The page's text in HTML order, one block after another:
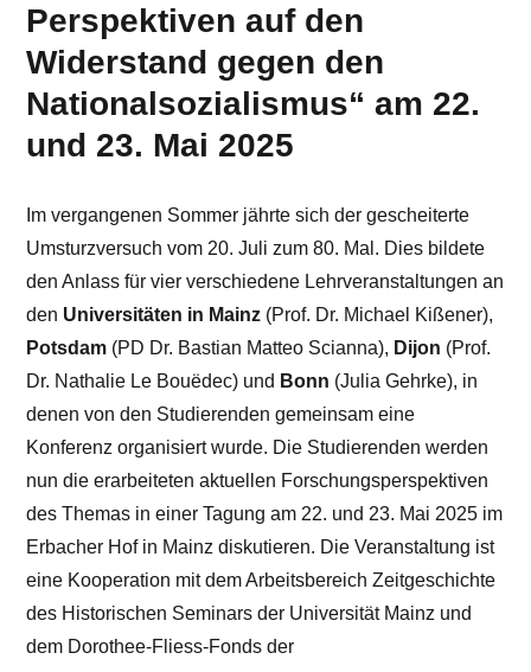
Perspektiven auf den
Widerstand gegen den
Nationalsozialismus“ am 22.
und 23. Mai 2025
Im vergangenen Sommer jährte sich der gescheiterte
Umsturzversuch vom 20. Juli zum 80. Mal. Dies bildete
den Anlass für vier verschiedene Lehrveranstaltungen an
den Universitäten in Mainz (Prof. Dr. Michael Kißener),
Potsdam (PD Dr. Bastian Matteo Scianna), Dijon (Prof.
Dr. Nathalie Le Bouëdec) und Bonn (Julia Gehrke), in
denen von den Studierenden gemeinsam eine
Konferenz organisiert wurde. Die Studierenden werden
nun die erarbeiteten aktuellen Forschungsperspektiven
des Themas in einer Tagung am 22. und 23. Mai 2025 im
Erbacher Hof in Mainz diskutieren. Die Veranstaltung ist
eine Kooperation mit dem Arbeitsbereich Zeitgeschichte
des Historischen Seminars der Universität Mainz und
dem Dorothee-Fliess-Fonds der